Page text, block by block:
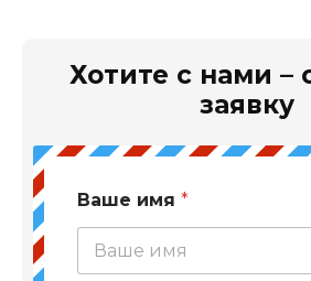
Хотите с нами –
заявку
Ваше имя *